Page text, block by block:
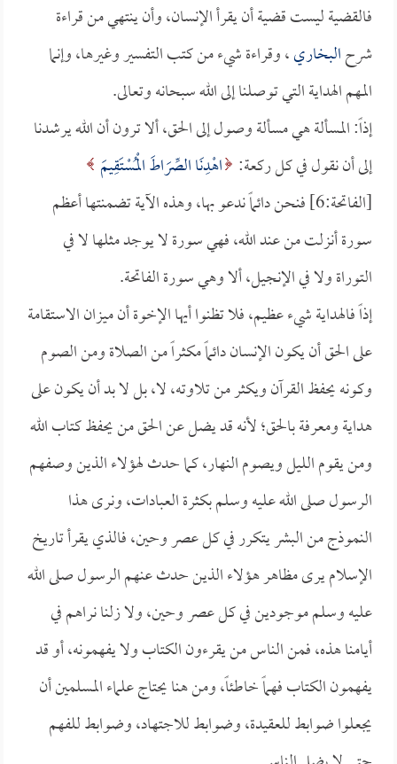
فالقضية ليست قضية أن يقرأ الإنسان، وأن ينتهي من قراءة
شرحالبخاري، وقراءة شيء من كتب التفسير وغيرها، وإنما
المهم الهداية التي توصلنا إلى الله سبحانه وتعالى.
إذاً: المسألة هي مسألة وصول إلى الحق، ألا ترون أن الله يرشدنا
إلى أن نقول في كل ركعة: اهْدِنَا الصِّرَاطَ الْمُسْتَقِيمَ
[الفاتحة:6] فنحن دائماً ندعو بها، وهذه الآية تضمنتها أعظم
سورة أنزلت من عند الله، فهي سورة لا يوجد مثلها لا في
التوراة ولا في الإنجيل، ألا وهي سورة الفاتحة.
إذاً فالهداية شيء عظيم، فلا تظنوا أيها الإخوة أن ميزان الاستقامة
على الحق أن يكون الإنسان دائماً مكثراً من الصلاة ومن الصوم
وكونه يحفظ القرآن ويكثر من تلاوته، لا، بل لا بد أن يكون على
هداية ومعرفة بالحق؛ لأنه قد يضل عن الحق من يحفظ كتاب الله
ومن يقوم الليل ويصوم النهار، كما حدث لهؤلاء الذين وصفهم
الرسول صلى الله عليه وسلم بكثرة العبادات، ونرى هذا
النموذج من البشر يتكرر في كل عصر وحين، فالذي يقرأ تاريخ
الإسلام يرى مظاهر هؤلاء الذين حدث عنهم الرسول صلى الله
عليه وسلم موجودين في كل عصر وحين، ولا زلنا نراهم في
أيامنا هذه، فمن الناس من يقرءون الكتاب ولا يفهمونه، أو قد
يفهمون الكتاب فهماً خاطئاً، ومن هنا يحتاج علماء المسلمين أن
يجعلوا ضوابط للعقيدة، وضوابط للاجتهاد، وضوابط للفهم